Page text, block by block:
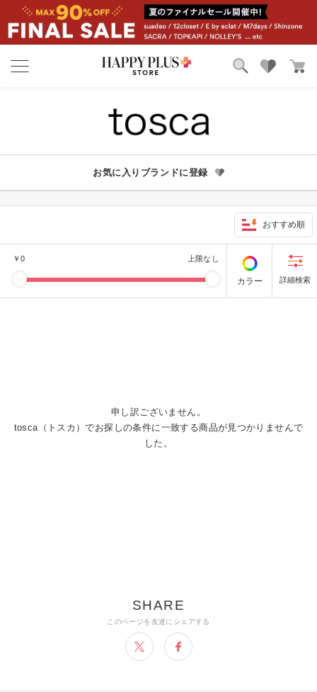
お気に入り
お気に入りブランドに登録
おすすめ順
￥0 上限なし
カラー
申し訳ございません。
tosca（トスカ）でお探しの条件に一致する商品が見つかりませんで
した。